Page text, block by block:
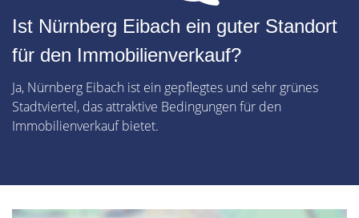
Ist Nürnberg Eibach ein guter Standort
für den Immobilienverkauf?
Ja, Nürnberg Eibach ist ein gepflegtes und sehr grünes
Stadtviertel, das attraktive Bedingungen für den
Immobilienverkauf bietet.